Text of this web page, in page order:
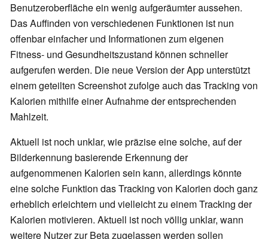
Benutzeroberfläche ein wenig aufgeräumter aussehen.
Das Auffinden von verschiedenen Funktionen ist nun
offenbar einfacher und Informationen zum eigenen
Fitness- und Gesundheitszustand können schneller
aufgerufen werden. Die neue Version der App unterstützt
einem geteilten Screenshot zufolge auch das Tracking von
Kalorien mithilfe einer Aufnahme der entsprechenden
Mahlzeit.
Aktuell ist noch unklar, wie präzise eine solche, auf der
Bilderkennung basierende Erkennung der
aufgenommenen Kalorien sein kann, allerdings könnte
eine solche Funktion das Tracking von Kalorien doch ganz
erheblich erleichtern und vielleicht zu einem Tracking der
Kalorien motivieren. Aktuell ist noch völlig unklar, wann
weitere Nutzer zur Beta zugelassen werden sollen